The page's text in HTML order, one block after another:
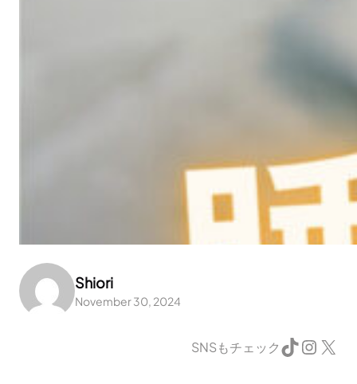
Shiori
November 30, 2024
SNSもチェックTikTok Instagram X